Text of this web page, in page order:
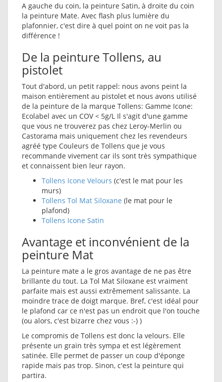
A gauche du coin, la peinture Satin, à droite du coin
la peinture Mate. Avec flash plus lumière du
plafonnier, c'est dire à quel point on ne voit pas la
différence !
De la peinture Tollens, au
pistolet
Tout d'abord, un petit rappel: nous avons peint la
maison entièrement au pistolet et nous avons utilisé
de la peinture de la marque Tollens: Gamme Icone:
Ecolabel avec un COV < 5g/L Il s'agit d'une gamme
que vous ne trouverez pas chez Leroy-Merlin ou
Castorama mais uniquement chez les revendeurs
agréé type Couleurs de Tollens que je vous
recommande vivement car ils sont très sympathique
et connaissent bien leur rayon.
Tollens Icone Velours (c'est le mat pour les
murs)
Tollens Tol Mat Siloxane (le mat pour le
plafond)
Tollens Icone Satin
Avantage et inconvénient de la
peinture Mat
La peinture mate a le gros avantage de ne pas être
brillante du tout. La Tol Mat Siloxane est vraiment
parfaite mais est aussi extrêmement salissante. La
moindre trace de doigt marque. Bref, c'est idéal pour
le plafond car ce n'est pas un endroit que l'on touche
(ou alors, c'est bizarre chez vous :-) )
Le compromis de Tollens est donc la velours. Elle
présente un grain très sympa et est légèrement
satinée. Elle permet de passer un coup d'éponge
rapide mais pas trop. Sinon, c'est la peinture qui
partira.